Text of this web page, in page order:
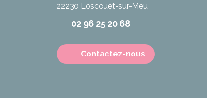
22230 Loscouët-sur-Meu
02 96 25 20 68
Contactez-nous